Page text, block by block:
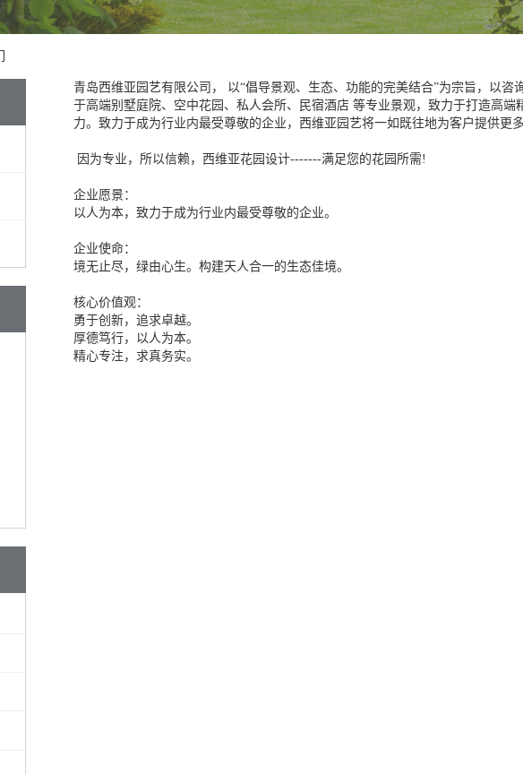
青岛西维亚园艺有限公司， 以“倡导景观、生态、功能的完美结合”为宗旨，以
于高端别墅庭院、空中花园、私人会所、民宿酒店 等专业景观，致力于打造高
力。致力于成为行业内最受尊敬的企业，西维亚园艺将一如既往地为客户提供更
因为专业，所以信赖，西维亚花园设计-------满足您的花园所需!
企业愿景：
以人为本，致力于成为行业内最受尊敬的企业。
企业使命：
境无止尽，绿由心生。构建天人合一的生态佳境。
核心价值观：
勇于创新，追求卓越。
厚德笃行，以人为本。
精心专注，求真务实。